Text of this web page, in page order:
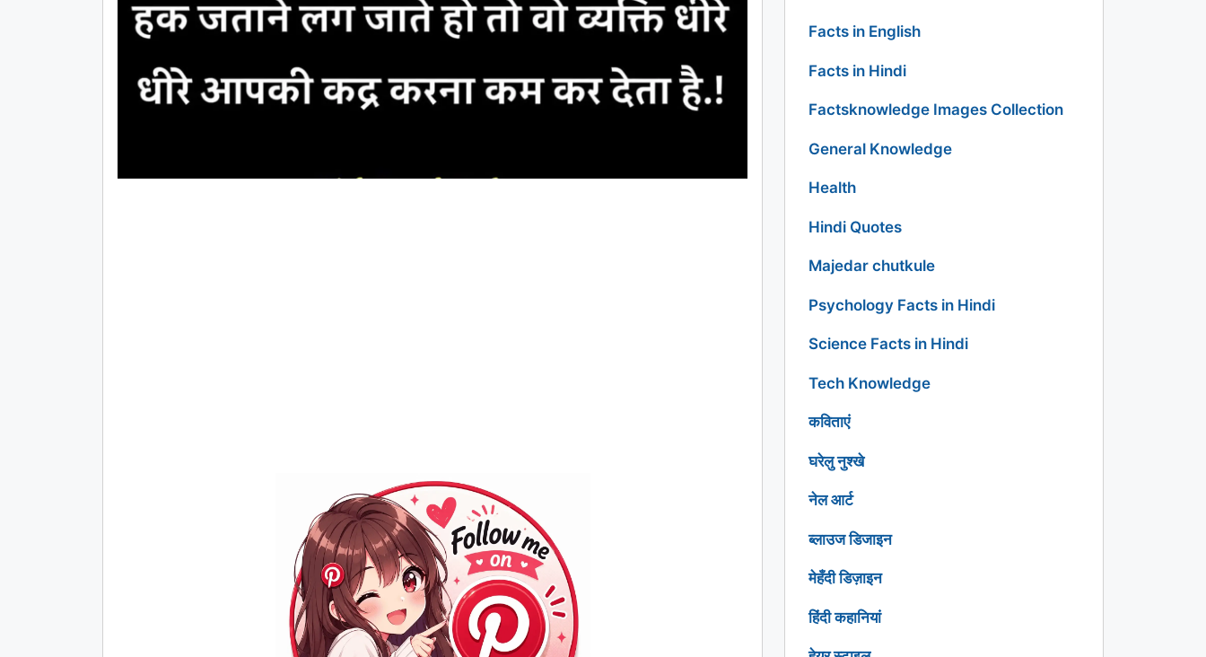
Facts in English
Facts in Hindi
Factsknowledge Images Collection
General Knowledge
Health
Hindi Quotes
Majedar chutkule
Psychology Facts in Hindi
Science Facts in Hindi
Tech Knowledge
कविताएं
घरेलु नुश्खे
नेल आर्ट
ब्लाउज डिजाइन
मेहँदी डिज़ाइन
हिंदी कहानियां